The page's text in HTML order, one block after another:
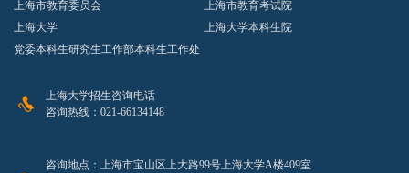
上海市教育委员会
上海市教育考试院
上海大学
上海大学本科生院
党委本科生研究生工作部本科生工作处
上海大学招生咨询电话
咨询热线：021-66134148
咨询地点：上海市宝山区上大路99号上海大学A楼409室